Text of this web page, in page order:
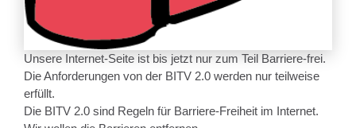
Unsere Internet-Seite ist bis jetzt nur zum Teil Barriere-frei.
Die Anforderungen von der BITV 2.0 werden nur teilweise
erfüllt.
Die BITV 2.0 sind Regeln für Barriere-Freiheit im Internet.